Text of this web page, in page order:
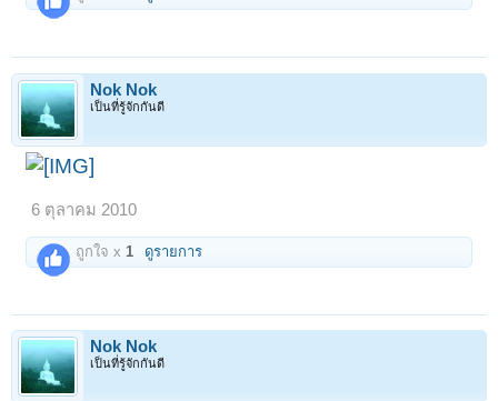
Nok Nok
เป็นที่รู้จักกันดี
6 ตุลาคม 2010
ถูกใจ x 1 ดูรายการ
Nok Nok
เป็นที่รู้จักกันดี